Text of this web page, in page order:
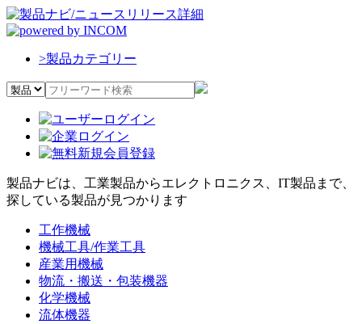
>製品カテゴリー
製品ナビは、工業製品からエレクトロニクス、IT製品まで、
探している製品が見つかります
工作機械
機械工具/作業工具
産業用機械
物流・搬送・包装機器
化学機械
流体機器